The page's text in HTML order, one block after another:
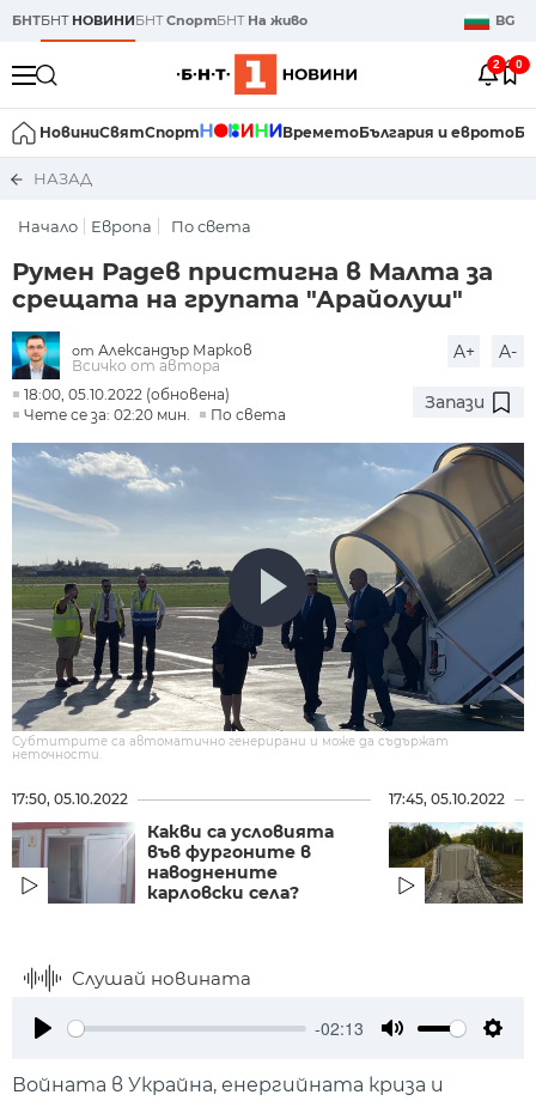
БНТБНТ НОВИНИБНТСпортБНТ На живо BG
2 0
НовиниСвятСпорт ВреметоБългария и еврото
НАЗАД
Начало Европа По света
Румен Радев пристигна в Малта за
срещата на групата "Арайолуш"
от Александър Марков
Всичко от автора
A+ A-
18:00, 05.10.2022 (обновена)
Чете се за: 02:20 мин.
По света
Запази
Субтитрите са автоматично генерирани и може да съдържат
неточности.
17:50, 05.10.2022
Какви са условията
във фургоните в
наводнените
карловски села?
17:45, 05.10.2022
Слушай новината
-02:13
Войната в Украйна, енергийната криза и